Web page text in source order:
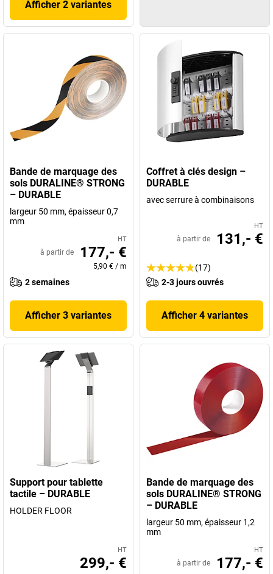
Afficher 2 variantes
Bande de marquage des
sols DURALINE® STRONG
– DURABLE
largeur 50 mm, épaisseur 0,7
mm
HT
à partir de 177,- €
5,90 € / m
2 semaines
Afficher 3 variantes
Coffret à clés design –
DURABLE
avec serrure à combinaisons
HT
à partir de 131,- €
(17)
2-3 jours ouvrés
Afficher 4 variantes
Support pour tablette
tactile – DURABLE
HOLDER FLOOR
HT
299,- €
Bande de marquage des
sols DURALINE® STRONG
– DURABLE
largeur 50 mm, épaisseur 1,2
mm
HT
à partir de 177,- €